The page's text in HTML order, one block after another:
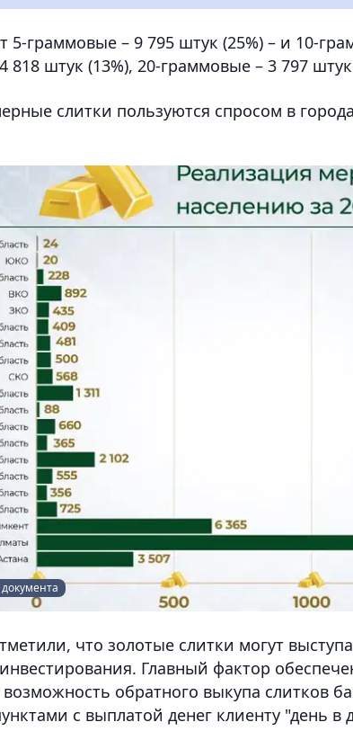
5-граммовые – 9 795 штук (25%) – и 10-
818 штук (13%), 20-граммовые – 3 797 штук
слитки пользуются спросом в
что золотые слитки могут
Главный фактор
возможность обратного выкупа слитков
с выплатой денег клиенту "день в